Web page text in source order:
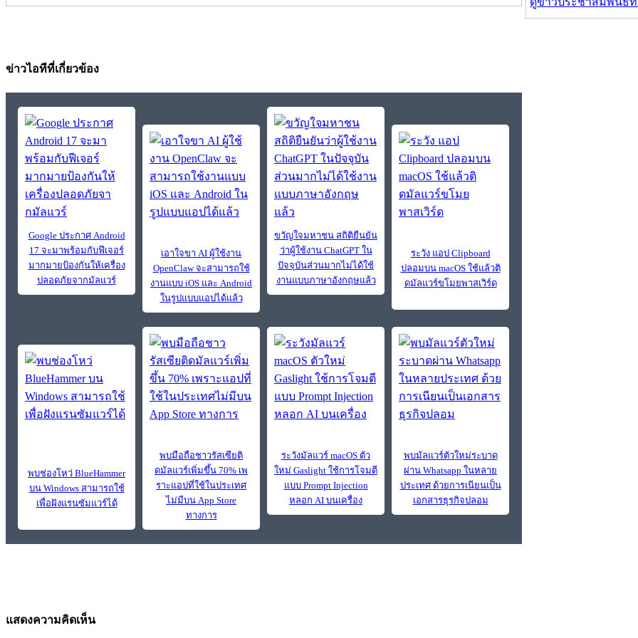
ข่าวไอทีที่เกี่ยวข้อง
Google ประกาศ Android
17 จะมาพร้อมกับฟีเจอร์
มากมายป้องกันให้เครื่อง
ปลอดภัยจากมัลแวร์
เอาใจขา AI ผู้ใช้งาน
OpenClaw จะสามารถใช้
งานแบบ iOS และ Android
ในรูปแบบแอปได้แล้ว
ขวัญใจมหาชน สถิติยืนยัน
ว่าผู้ใช้งาน ChatGPT ใน
ปัจจุบันส่วนมากไม่ได้ใช้
งานแบบภาษาอังกฤษแล้ว
ระวัง แอป Clipboard
ปลอมบน macOS ใช้แล้วติ
ดมัลแวร์ขโมยพาสเวิร์ด
พบช่องโหว่ BlueHammer
บน Windows สามารถใช้
เพื่อฝังแรนซัมแวร์ได้
พบมือถือชาวรัสเซียติ
ดมัลแวร์เพิ่มขึ้น 70% เพ
ราะแอปที่ใช้ในประเทศ
ไม่มีบน App Store
ทางการ
ระวังมัลแวร์ macOS ตัว
ใหม่ Gaslight ใช้การโจมตี
แบบ Prompt Injection
หลอก AI บนเครื่อง
พบมัลแวร์ตัวใหม่ระบาด
ผ่าน Whatsapp ในหลาย
ประเทศ ด้วยการเนียนเป็น
เอกสารธุรกิจปลอม
แสดงความคิดเห็น